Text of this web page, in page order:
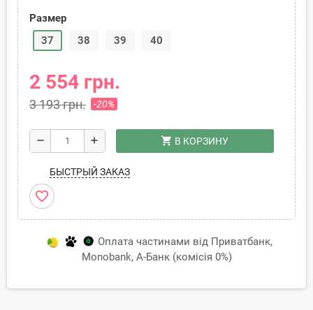
Размер
37
38 39 40
2 554 грн.
3 193 грн. -20%
remove add shopping_cart В КОРЗИНУ
БЫСТРЫЙ ЗАКАЗ
favorite_border
Оплата частинами від Приватбанк,
Monobank, А-Банк (комісія 0%)